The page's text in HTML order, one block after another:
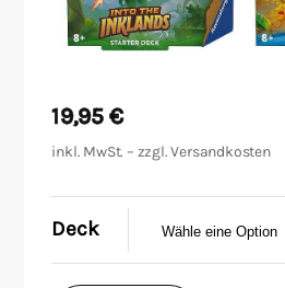
Sammelkartenspiele
Tabletop
19,95€
inkl. MwSt. – zzgl.Versandkosten
Deck